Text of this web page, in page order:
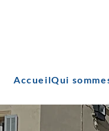
AccueilQui